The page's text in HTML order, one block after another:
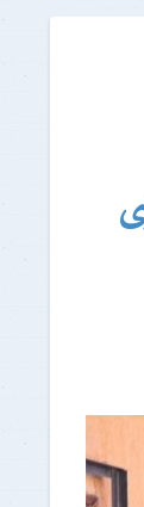
ذكرى